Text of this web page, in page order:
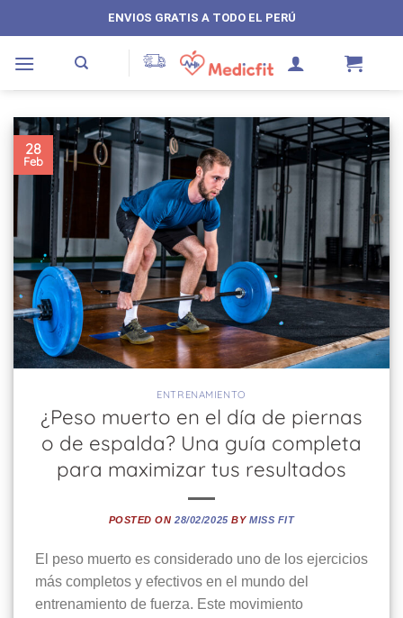
al
contenido
ENVIOS GRATIS A TODO EL PERÚ
28
Feb
ENTRENAMIENTO
¿Peso muerto en el día de piernas
o de espalda? Una guía completa
para maximizar tus resultados
POSTED ON28/02/2025 BY MISS FIT
El peso muerto es considerado uno de los ejercicios
más completos y efectivos en el mundo del
entrenamiento de fuerza. Este movimiento